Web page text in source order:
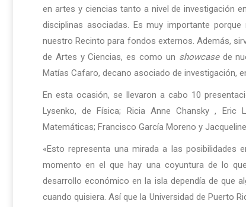
en artes y ciencias tanto a nivel de investigación
disciplinas asociadas. Es muy importante
nuestro Recinto para fondos externos. Además,
de Artes y Ciencias, es como un showcasede
Matías Cafaro, decano asociado de investigación,
En esta ocasión, se llevaron a cabo 10
Lysenko, de Física; Ricia Anne Chansky , Eric
Matemáticas; Francisco García Moreno y
«Esto representa una mirada a las posibilidades
momento en el que hay una coyuntura de lo
desarrollo económico en la isla dependía de que
cuando quisiera. Así que la Universidad de Puerto